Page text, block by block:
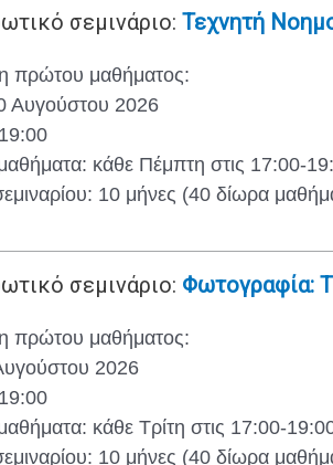
σεμινάριο:Τεχνητή
πρώτου μαθήματος:
Αυγούστου 2026
κάθε Πέμπτη στις 17:00-
10 μήνες (40 δίωρα
σεμινάριο: Φωτογραφία:
πρώτου μαθήματος:
2026
κάθε Τρίτη στις 17:00-
10 μήνες (40 δίωρα